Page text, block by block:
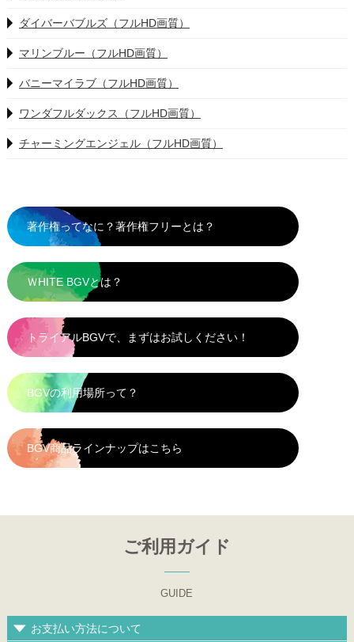
ダイバーバブルズ（フルHD画質）
マリンブルー（フルHD画質）
バニーマイラブ（フルHD画質）
ワンダフルダックス（フルHD画質）
チャーミングエンジェル（フルHD画質）
著作権ってなに？著作権フリーとは？
ＷHITE BGVとは？
トライアルBGVで、まずはお試しください！
BGVの利用場所って？
BGV商品ラインナップはこちら
ご利用ガイド
GUIDE
お支払い方法について